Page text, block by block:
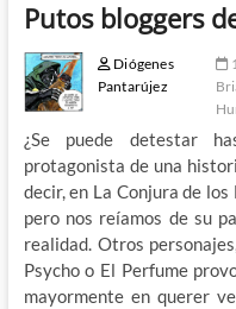
Putos bloggers
Diógenes
Pantarújez
¿Se puede detestar
protagonista de una
decir, en La Conjura de
pero nos reíamos de su
realidad. Otros
Psycho o El Perfume
mayormente en querer